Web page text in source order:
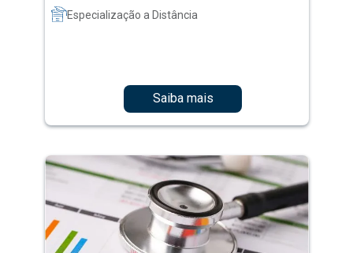
Especialização a Distância
Saiba mais